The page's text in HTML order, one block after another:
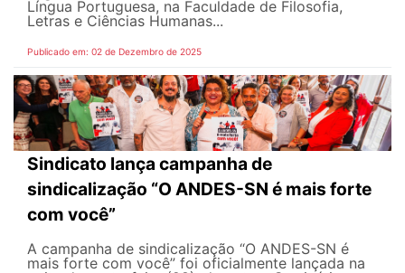
Língua Portuguesa, na Faculdade de Filosofia,
Letras e Ciências Humanas...
Publicado em: 02 de Dezembro de 2025
Sindicato lança campanha de
sindicalização “O ANDES-SN é mais forte
com você”
A campanha de sindicalização “O ANDES-SN é
mais forte com você” foi oficialmente lançada na